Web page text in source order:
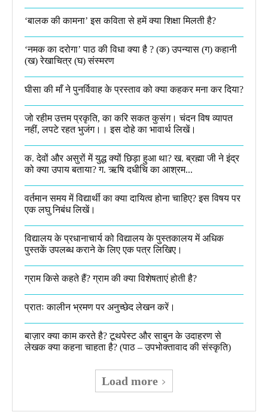
‘बालक की कामना’ इस कविता से हमें क्या शिक्षा मिलती है?
‘नमक का दरोगा’ पाठ की विधा क्या है ? (क) उपन्यास (ग) कहानी
(ख) रेखाचित्र (घ) संस्मरण​
घीसा की माँ ने पुनर्विवाह के प्रस्ताव को क्या कहकर मना कर दिया?
जो रहीम उत्तम प्रकृति, का करि सकत कुसंग। चंदन विष व्यापत
नहीं, लपटे रहत भुजंग।। इस दोहे का भावार्थ लिखें।
क. देवों और असुरों में युद्ध क्यों छिड़ा हुआ था? ख. ब्रह्मा जी ने इंद्र
को क्या उपाय बताया? ग. ऋषि दधीचि का आश्रम...
वर्तमान समय में विद्यार्थी का क्या दायित्व होना चाहिए? इस विषय पर
एक लघु निबंध लिखें।
विद्यालय के प्रधानाचार्य को विद्यालय के पुस्तकालय में अधिक
पुस्तकें उपलब्ध कराने के लिए एक पत्र लिखिए।
ग्राम किसे कहते हैं? ग्राम की क्या विशेषताएं होती है?​
प्रातः कालीन भ्रमण पर अनुच्छेद लेखन करें।
बाज़ार क्या काम करते है? टूथपेस्ट और साबुन के उदाहरण से
लेखक क्या कहना चाहता है? (पाठ – उपभोक्तावाद की संस्कृति)
Load more